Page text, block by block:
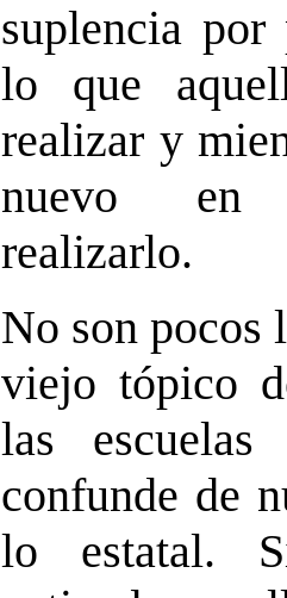
suplencia por
lo que
realizar y
nuevo en
realizarlo.
No son pocos
viejo tópico
las
confunde de
lo estatal.